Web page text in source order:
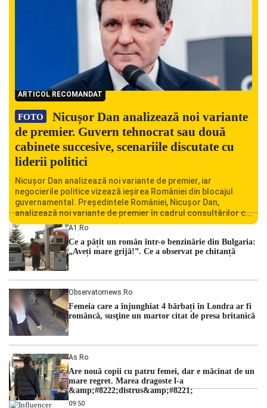
ARTICOL RECOMANDAT
FOTO
Nicușor Dan analizează noi variante
de premier. Guvern tehnocrat sau două
cabinete succesive, scenariile discutate cu
liderii politici
Nicușor Dan analizează noi variante de premier, iar
negocierile politice vizează ieșirea României din blocajul
guvernamental. Președintele României, Nicușor Dan,
analizează noi variante de premier în cadrul consultărilor cu
liderii politici. Ciprian Ciucu vorbește despre scenariul unui
guvern tehnocrat și despre posibilitatea a două cabinete
succesive. Nicușor Dan analizează noi variante de premier
România traversează […]
A1.ro
Ce a pățit un român într-o benzinărie din Bulgaria:
„Aveți mare grijă!”. Ce a observat pe chitanță
Observatornews.ro
Femeia care a înjunghiat 4 bărbați în Londra ar fi
româncă, susţine un martor citat de presa britanică
As.ro
Are nouă copii cu patru femei, dar e măcinat de un
mare regret. Marea dragoste l-a
&amp;#8222;distrus&amp;#8221;
09:50